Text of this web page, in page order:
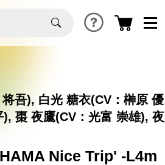
吾), 白光 糖衣(CV：榊原 優
棗 夜鷹(CV：光富 崇雄), 夜
Nice Trip' -L4m